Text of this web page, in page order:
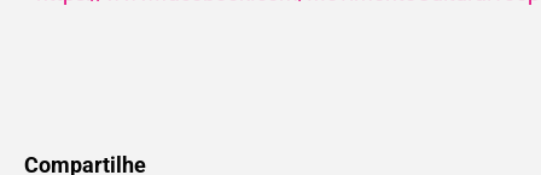
Compartilhe